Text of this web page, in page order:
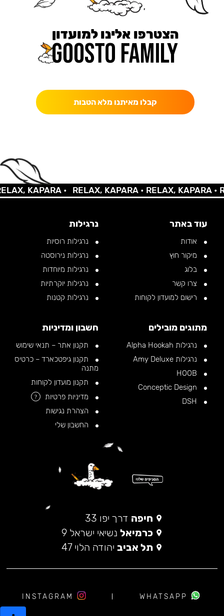
הצטרפו אלינו למועדון
קבלו מאיתנו מלא הטבות
KAPARA • RELAX, KAPARA •RELAX, KAPARA •
עוד באתר
אודות
מיקור חוץ
בלוג
צרו קשר
רישום למועדון לקוחות
נרגילות
נרגילות רוסיות
נרגילות נירוסטה
נרגילות מיוחדות
נרגילות יוקרתיות
נרגילות קטנות
מתוגים מובילים
נרגילות Alpha Hookah
נרגילות Amy Deluxe
חשבון ומדיניות
תקנון אתר – תנאי שימוש
תקנון גיפטכארד – כרטיס
מתנה
תקנון מועדון לקוחות
מדיניות פרטיות
?
הצהרת נגישות
החשבון שלי
חיפה דרך יפו 33
כרמיאל נשיאי ישראל 9
תל אביב יהודה הלוי 47
WHATSAPP
INSTAGRAM